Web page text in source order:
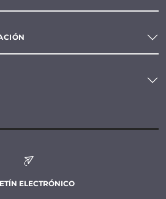
ELECTRÓNICO